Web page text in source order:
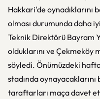
Hakkari'de oynadıklarını
olması durumunda daha iyi
Teknik Direktörü Bayram
olduklarını ve Çekmeköy
söyledi. Önümüzdeki
stadında oynayacaklarını
taraftarları maça davet